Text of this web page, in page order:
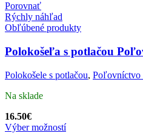
Porovnať
Rýchly náhľad
Obľúbené produkty
Polokošeľa s potlačou
Polokošele s potlačou, Poľovníctvo
Na sklade
16.50€
Výber možností